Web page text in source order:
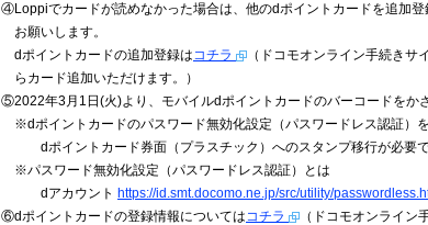
④Loppiでカードが読めなかった場合は、他のdポイントカードを追加
お願いします。
dポイントカードの追加登録はコチラ
（ドコモオンライン手続き
らカード追加いただけます。）
⑤2022年3月1日(火)より、モバイルdポイントカードのバーコードをか
※dポイントカードのパスワード無効化設定（パスワードレス認証）を
dポイントカード券面（プラスチック）へのスタンプ移行が必要で
※パスワード無効化設定（パスワードレス認証）とは
dアカウント https://id.smt.docomo.ne.jp/src/utility/
⑥dポイントカードの登録情報についてはコチラ （ドコモオンライン